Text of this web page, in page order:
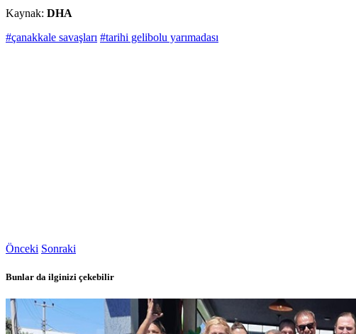
Kaynak: DHA
#çanakkale savaşları #tarihi gelibolu yarımadası
Önceki Sonraki
Bunlar da ilginizi çekebilir